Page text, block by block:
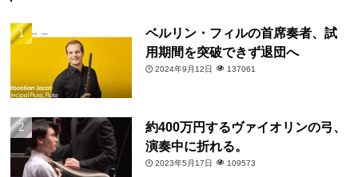
ベルリン・フィルの首席奏者、試
用期間を突破できず退団へ
2024年9月12日 137061
約400万円するヴァイオリンの弓、
演奏中に折れる。
2023年5月17日 109573